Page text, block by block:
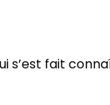
s’est fait